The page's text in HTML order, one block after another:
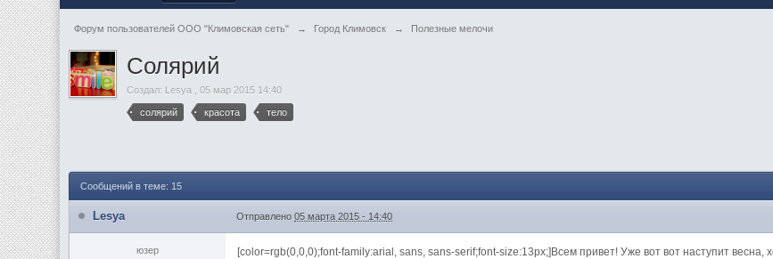
Форум пользователей ООО "Климовская сеть" → Город Климовск → Полезные мелочи
Солярий
Создал: Lesya ,05 мар 2015 14:40
солярий красота тело
Сообщений в теме: 15
Lesya Отправлено05 марта 2015 - 14:40
юзер
[color=rgb(0,0,0);font-family:arial, sans, sans-serif;font-size:13px;]Всем привет! Уже вот вот наступит весна,